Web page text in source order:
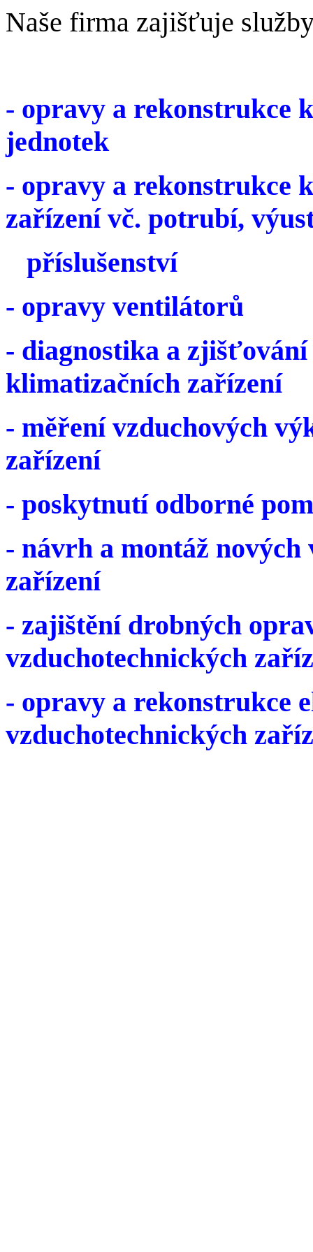
Naše firma zajišťuje
- opravy a rekonstrukce
jednotek
- opravy a rekonstrukce
zařízení vč. potrubí,
příslušenství
- opravy ventilátorů
- diagnostika a
klimatizačních zařízení
- měření vzduchových
zařízení
- poskytnutí odborné
- návrh a montáž
zařízení
- zajištění drobných
vzduchotechnických
- opravy a rekonstrukce
vzduchotechnických